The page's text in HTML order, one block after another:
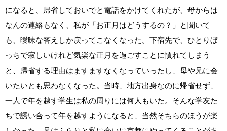
になると、帰省しておいでと電話をかけてくれたが、母からは
なんの連絡もなく、私が「お正月はどうするの？」と聞いて
も、曖昧な答えしか戻ってこなくなった。下宿先で、ひとりぼ
っちで寂しいけれど気楽な正月を過ごすことに慣れてしまう
と、帰省する理由はますますなくなっていったし、母や兄に会
いたいとも思わなくなった。当時、地方出身なのに帰省せず、
一人で年を越す学生は私の周りには何人もいた。そんな学友た
ちで誘い合って年を越すようになると、当然そちらのほうが楽